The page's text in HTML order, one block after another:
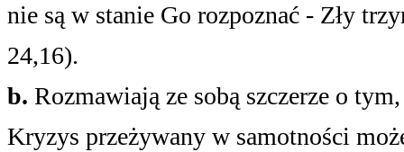
nie są w stanie Go rozpoznać ‑ Zły
24,16).
b. Rozmawiają ze sobą szczerze o
Kryzys przeżywany w samotności